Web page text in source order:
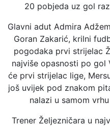
20 pobjeda uz gol
Glavni adut Admira
Goran Zakarić, krilni
pogodaka prvi strijelac
najviše opasnosti po gol
će prvi strijelac lige,
još uvijek pod znakom
nalazi u samom
Trener Željezničara u